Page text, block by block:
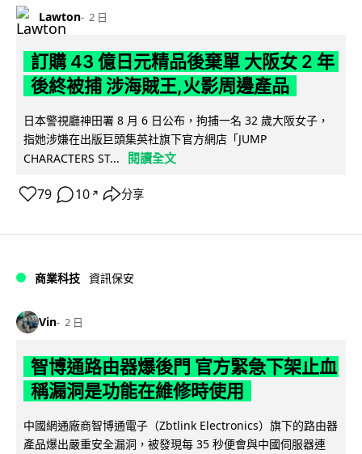
Lawton 2 日
訂購 43 億日元精品後棄單 大阪女 2 年
後終被捕 涉海賊王,火影周邊產品
日本警視廳神田署 8 月 6 日公布，拘捕一名 32 歲大阪女子，
指她涉嫌在出版巨頭集英社旗下官方網店「JUMP
CHARACTERS ST...
閱讀全文
79 10 ↗ 分享
商業科技 資訊保安
Vin 2 日
智博通路由器爆後門 官方緊急下架止血
稱漏洞是功能在維修時使用
中國網通廠商智博通電子（Zbtlink Electronics）旗下的路由器
產品爆出嚴重安全漏洞，被發現每 35 秒便會與中國伺服器連